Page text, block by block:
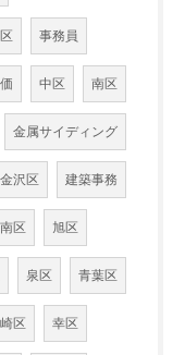
事務員
中区 南区
金属サイディング
金沢区 建築事務
区 旭区
泉区 青葉区
区 幸区